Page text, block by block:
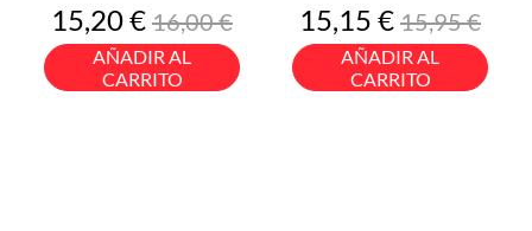
Precio
15,20 €Precio
base
16,00 €
AÑADIR AL
CARRITO
Precio
15,15 €Precio
base
15,95 €
AÑADIR AL
CARRITO